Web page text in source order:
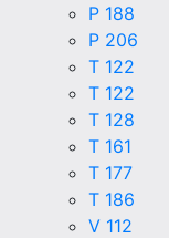
P 188
P 206
T 122
T 122
T 128
T 161
T 177
T 186
V 112